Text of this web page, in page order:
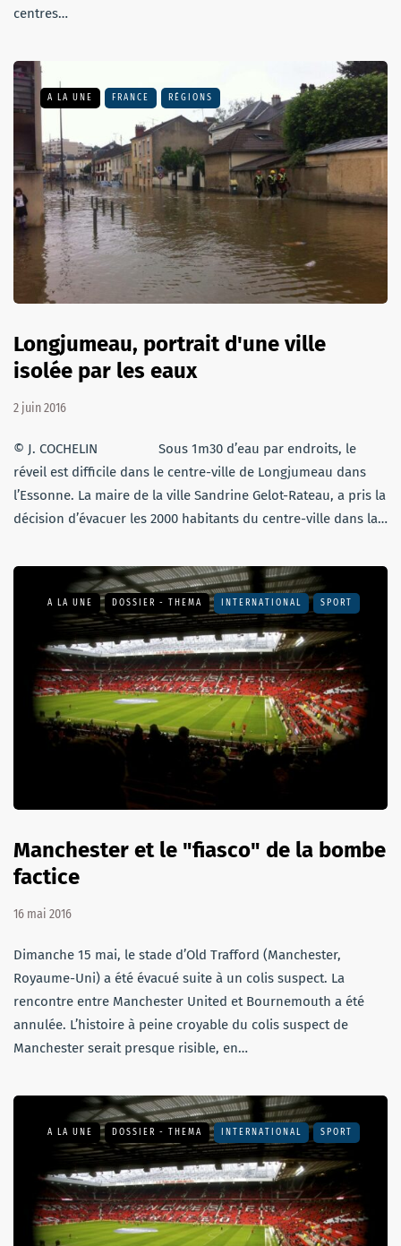
centres…
A LA UNE FRANCE RÉGIONS
Longjumeau, portrait d'une ville
isolée par les eaux
2 juin 2016
© J. COCHELIN Sous 1m30 d’eau par endroits, le
réveil est difficile dans le centre-ville de Longjumeau dans
l’Essonne. La maire de la ville Sandrine Gelot-Rateau, a pris la
décision d’évacuer les 2000 habitants du centre-ville dans la…
A LA UNE DOSSIER - THEMA INTERNATIONAL SPORT
Manchester et le "fiasco" de la bombe
factice
16 mai 2016
Dimanche 15 mai, le stade d’Old Trafford (Manchester,
Royaume-Uni) a été évacué suite à un colis suspect. La
rencontre entre Manchester United et Bournemouth a été
annulée. L’histoire à peine croyable du colis suspect de
Manchester serait presque risible, en…
A LA UNE DOSSIER - THEMA INTERNATIONAL SPORT